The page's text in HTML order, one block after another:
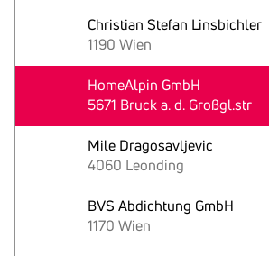
Christian Stefan Linsbichler
1190 Wien
HomeAlpin GmbH
5671 Bruck a. d. Großgl.str
Mile Dragosavljevic
4060 Leonding
BVS Abdichtung GmbH
1170 Wien